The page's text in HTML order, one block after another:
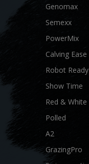
Genomax
Semexx
PowerMix
Calving Ease
Robot Ready
Show Time
Red & White
Polled
A2
GrazingPro